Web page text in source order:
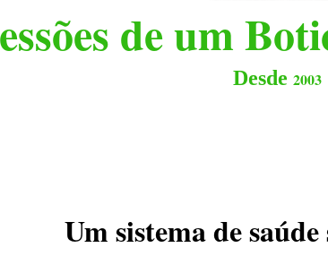
de um
Desde 2003
Um sistema de